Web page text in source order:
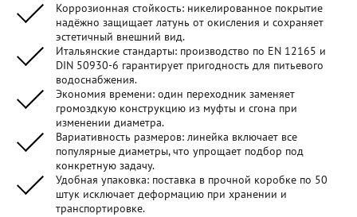
Коррозионная стойкость: никелированное покрытие
надёжно защищает латунь от окисления и сохраняет
эстетичный внешний вид.
Итальянские стандарты: производство по EN 12165 и
DIN 50930-6 гарантирует пригодность для питьевого
водоснабжения.
Экономия времени: один переходник заменяет
громоздкую конструкцию из муфты и сгона при
изменении диаметра.
Вариативность размеров: линейка включает все
популярные диаметры, что упрощает подбор под
конкретную задачу.
Удобная упаковка: поставка в прочной коробке по 50
штук исключает деформацию при хранении и
транспортировке.